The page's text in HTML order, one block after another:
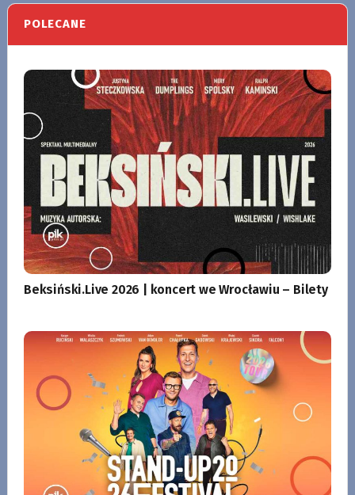
POLECANE
Beksiński.Live 2026 | koncert we Wrocławiu – Bilety